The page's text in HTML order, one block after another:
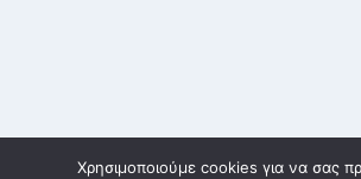
© 2026 karvouniaris - service | All
Χρησιμοποιούμε cookies για να σας